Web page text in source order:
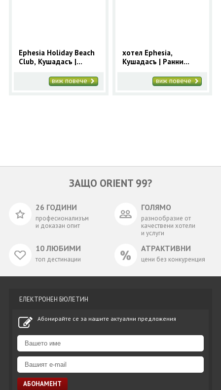
0700 144 34 Запитване
Ephesia Holiday Beach
Club, Кушадасъ |
2025 за Кушадасъ с 9
виж повече
хотел Ephesia,
Кушадасъ | Ранни
Кушадасъ с 9 нощувки
виж повече
ЗАЩО ORIENT 99?
26 ГОДИНИ
професионализъм
и доказан опит
ГОЛЯМО
разнообразие от
качествени хотели
и услуги
10 ЛЮБИМИ
топ дестинации
АТРАКТИВНИ
цени без конкуренция
ЕЛЕКТРОНЕН БЮЛЕТИН
Абонирайте се за нашите актуални предложения